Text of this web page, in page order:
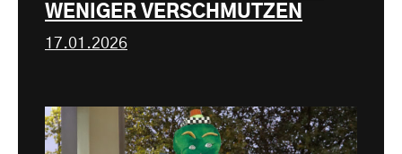
WENIGER VERSCHMUTZEN
17.01.2026